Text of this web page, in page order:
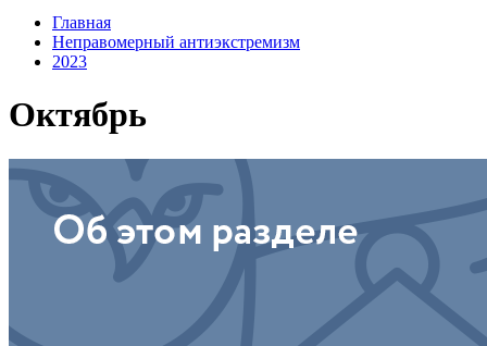
Главная
Неправомерный антиэкстремизм
2023
Октябрь